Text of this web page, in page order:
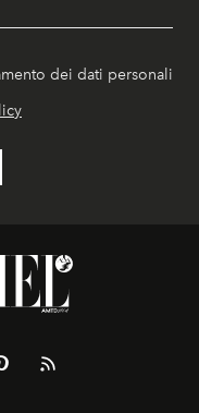
dei dati personali